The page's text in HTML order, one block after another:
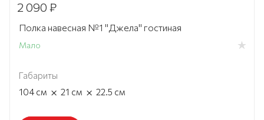
2 090 ₽
Полка навесная №1 "Джела" гостиная
Мало
Габариты
104 см × 21 см × 22.5 см